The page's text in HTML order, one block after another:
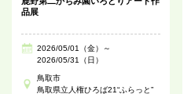
品展
2026/05/01（金）～
2026/05/31（日）
鳥取市
鳥取県立人権ひろば21“ふらっと”